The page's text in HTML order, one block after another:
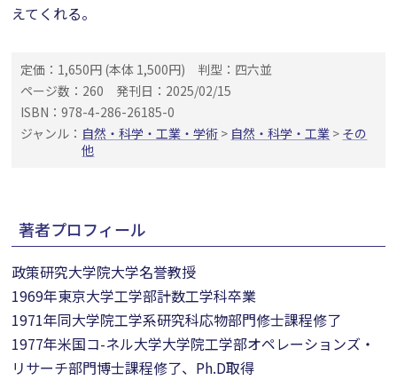
えてくれる。
定価：1,650円 (本体 1,500円)
判型：四六並
ページ数：260
発刊日：2025/02/15
ISBN：978-4-286-26185-0
ジャンル： 自然・科学・工業・学術 > 自然・科学・工業 > その
他
著者プロフィール
政策研究大学院大学名誉教授
1969年東京大学工学部計数工学科卒業
1971年同大学院工学系研究科応物部門修士課程修了
1977年米国コ-ネル大学大学院工学部オペレーションズ・
リサーチ部門博士課程修了、Ph.D取得